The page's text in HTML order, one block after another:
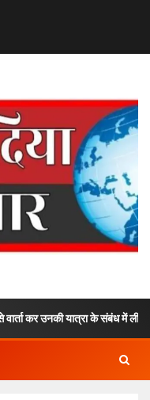
के संबंध में ली जानकारी,ऋषिकेश,